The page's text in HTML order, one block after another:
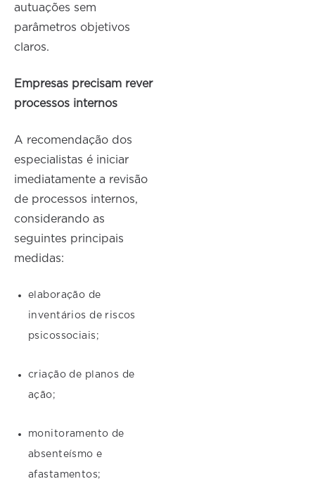
autuações sem
parâmetros objetivos
claros.
Empresas precisam rever
processos internos
A recomendação dos
especialistas é iniciar
imediatamente a revisão
de processos internos,
considerando as
seguintes principais
medidas:
elaboração de
inventários de riscos
psicossociais;
criação de planos de
ação;
monitoramento de
absenteísmo e
afastamentos;